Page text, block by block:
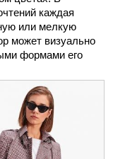
каждая
или мелкую
может визуально
формами его